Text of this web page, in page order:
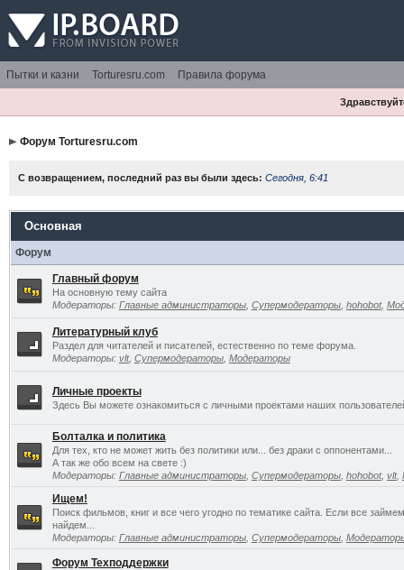
Пытки и казни Torturesru.com Правила форума
Форум Torturesru.com
С возвращением, последний раз вы были здесь: Сегодня, 6:41
Основная
Форум
Главный форум
На основную тему сайта
Модераторы: Главные администраторы, Супермодераторы, hohobot,
Литературный клуб
Раздел для читателей и писателей, естественно по теме форума.
Модераторы: vlt, Супермодераторы, Модераторы
Личные проекты
Здесь Вы можете ознакомиться с личными проектами наших
Болталка и политика
Для тех, кто не может жить без политики или... без драки с оппонентами...
А так же обо всем на свете :)
Модераторы: Главные администраторы, Супермодераторы, hohobot, vlt,
Ищем!
Поиск фильмов, книг и все чего угодно по тематике сайта. Если все
найдем...
Модераторы: Главные администраторы, Супермодераторы,
Форум Техподдержки